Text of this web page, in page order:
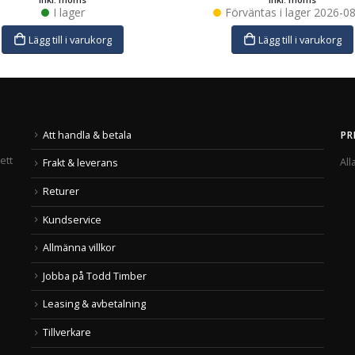
I lager
Lägg till i varukorg
Förväntas i lager2026-
Lägg till i varukorg
Att handla & betala
Frakt & leverans
Returer
Kundservice
Allmänna villkor
Jobba på Todd Timber
Leasing & avbetalning
Tillverkare